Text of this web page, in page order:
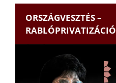
ORSZÁGVESZTÉS –
RABLÓPRIVATIZÁCIÓ